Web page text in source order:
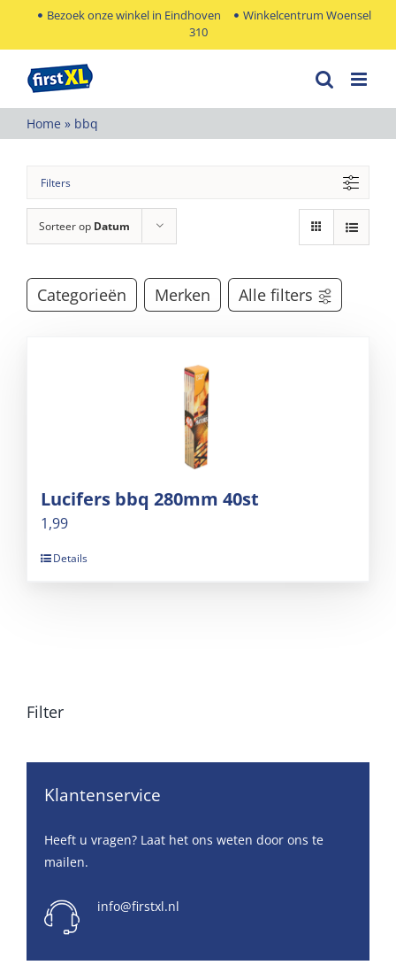
Bezoek onze winkel in Eindhoven
Winkelcentrum Woensel
310
Home » bbq
Filters
Sorteer op Datum
Categorieën Merken Alle filters
Lucifers bbq 280mm 40st
1,99
Details
Filter
Klantenservice
Heeft u vragen? Laat het ons weten door ons te
mailen.
info@firstxl.nl